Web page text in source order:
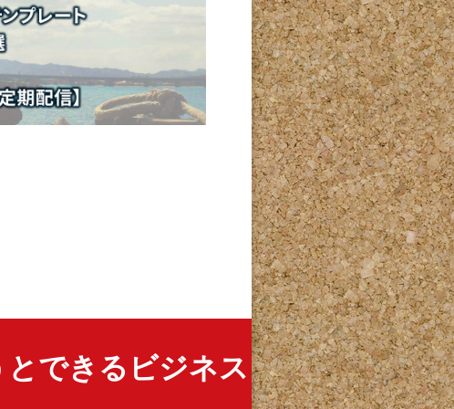
できるビジネス